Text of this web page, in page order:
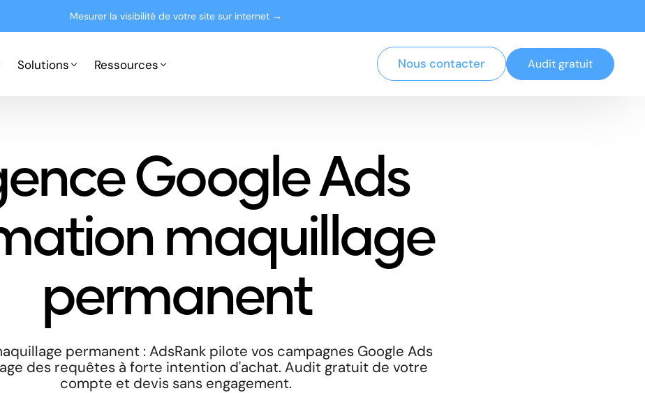
Mesurer la visibilité de votre site sur internet →
Solutions
Microsoft Advertising
Ressources
Presse
Le blog
Nous contacter Audit gratuit
Google Ads
maquillage
permanent
permanent : AdsRank pilote vos campagnes Google Ads
des requêtes à forte intention d'achat. Audit gratuit de votre
compte et devis sans engagement.